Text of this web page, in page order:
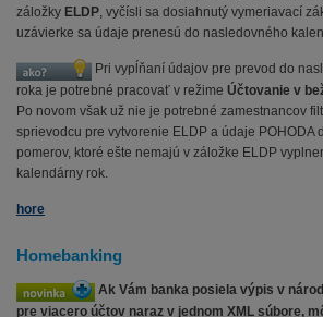
záložky ELDP, vyčísli sa dosiahnutý vymeriavací
uzávierke sa údaje prenesú do nasledovného
Pri vypĺňaní údajov pre prevod do
roka je potrebné pracovať v režime Účtovanie v
Po novom však už nie je potrebné zamestnancov
sprievodcu pre vytvorenie ELDP a údaje POHODA
pomerov, ktoré ešte nemajú v záložke ELDP
kalendárny rok.
hore
Homebanking
Ak Vám banka posiela výpis v
pre viacero účtov naraz v jednom XML súbore,